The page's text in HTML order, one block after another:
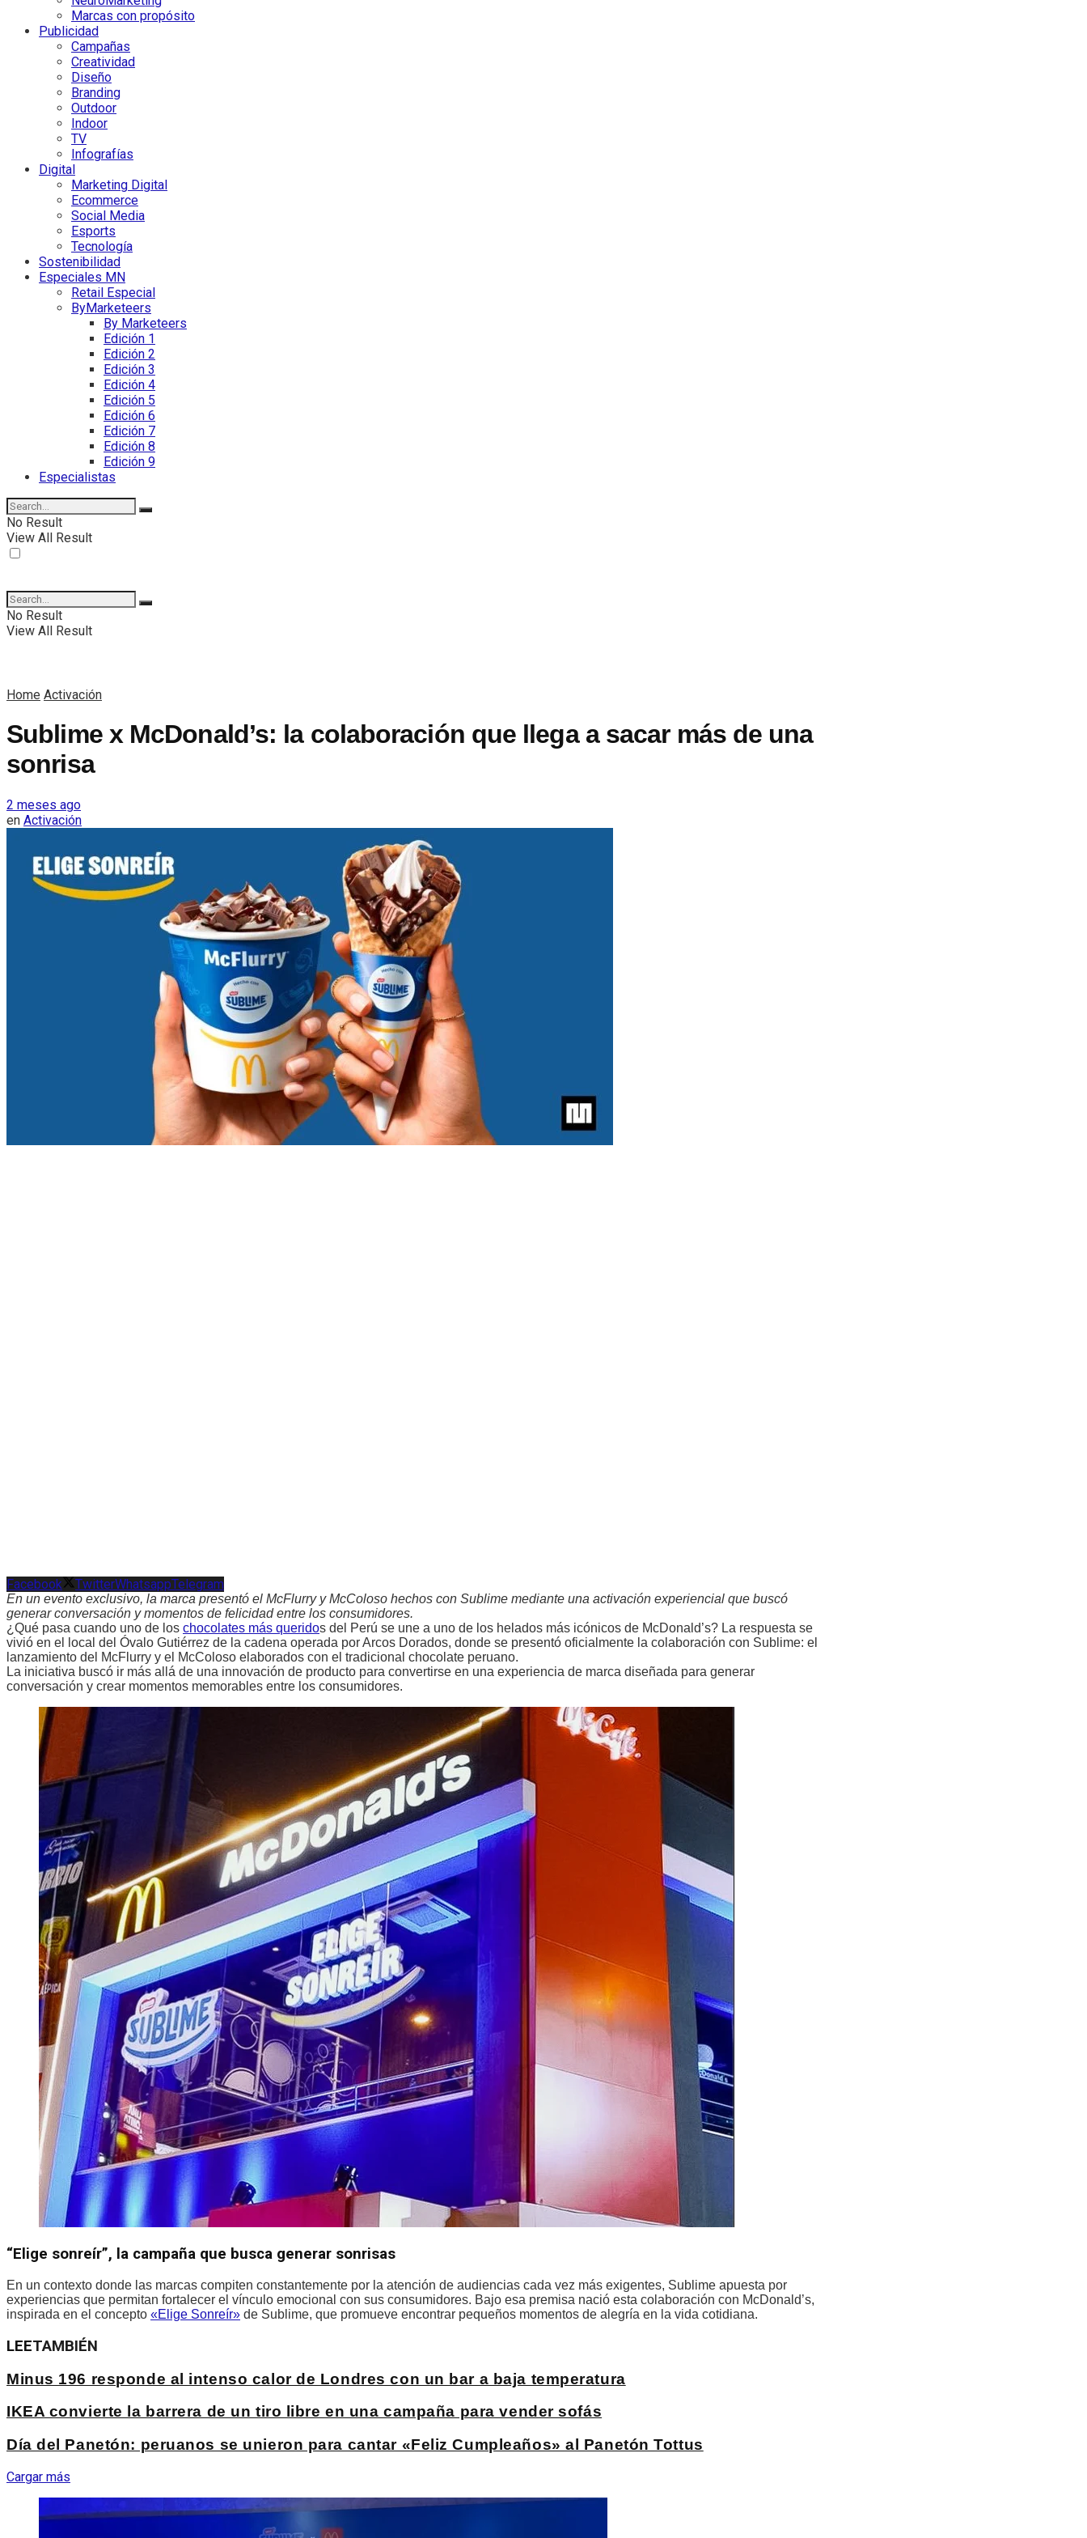
Marcas con propósito
Publicidad
Campañas
Creatividad
Diseño
Branding
Outdoor
Indoor
TV
Infografías
Digital
Marketing Digital
Ecommerce
Social Media
Esports
Tecnología
Sostenibilidad
Especiales MN
Retail Especial
ByMarketeers
By Marketeers
Edición 1
Edición 2
Edición 3
Edición 4
Edición 5
Edición 6
Edición 7
Edición 8
Edición 9
Especialistas
No Result
View All Result
No Result
View All Result
Home Activación
Sublime x McDonald’s: la colaboración que llega a sacar más de una
sonrisa
2 meses ago
en Activación
Facebook TwitterWhatsappTelegram
En un evento exclusivo, la marca presentó el McFlurry y McColoso hechos con Sublime mediante una activación experiencial que buscó
generar conversación y momentos de felicidad entre los consumidores.
¿Qué pasa cuando uno de los chocolates más queridos del Perú se une a uno de los helados más icónicos de McDonald’s? La respuesta se
vivió en el local del Óvalo Gutiérrez de la cadena operada por Arcos Dorados, donde se presentó oficialmente la colaboración con Sublime: el
lanzamiento del McFlurry y el McColoso elaborados con el tradicional chocolate peruano.
La iniciativa buscó ir más allá de una innovación de producto para convertirse en una experiencia de marca diseñada para generar
conversación y crear momentos memorables entre los consumidores.
“Elige sonreír”, la campaña que busca generar sonrisas
En un contexto donde las marcas compiten constantemente por la atención de audiencias cada vez más exigentes, Sublime apuesta por
experiencias que permitan fortalecer el vínculo emocional con sus consumidores. Bajo esa premisa nació esta colaboración con McDonald’s,
inspirada en el concepto «Elige Sonreír» de Sublime, que promueve encontrar pequeños momentos de alegría en la vida cotidiana.
LEETAMBIÉN
Minus 196 responde al intenso calor de Londres con un bar a baja temperatura
IKEA convierte la barrera de un tiro libre en una campaña para vender sofás
Día del Panetón: peruanos se unieron para cantar «Feliz Cumpleaños» al Panetón Tottus
Cargar más